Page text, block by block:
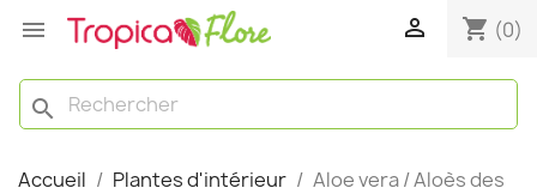
  shopping_cart (0)
search
Accueil Plantes d'intérieur
Aloe vera / Aloès des